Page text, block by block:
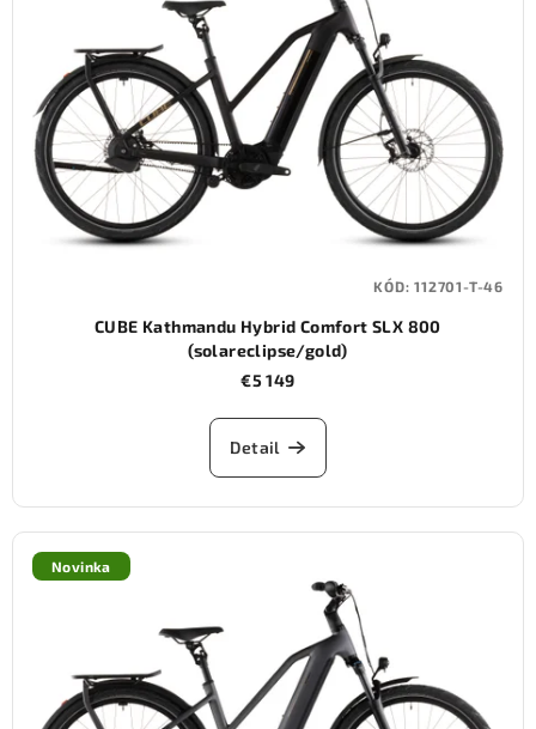
CUBE Kathmandu Hybrid Comfort SLX 800
(solareclipse/gold)
€5 149
Detail
KÓD:112701-T-46
Novinka